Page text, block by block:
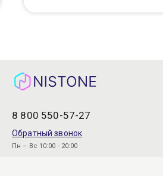
8 800 550-57-27
Обратный звонок
Пн – Вс 10:00 - 20:00